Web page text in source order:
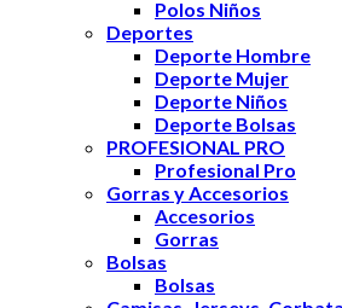
Polos Niños
Deportes
Deporte Hombre
Deporte Mujer
Deporte Niños
Deporte Bolsas
PROFESIONAL PRO
Profesional Pro
Gorras y Accesorios
Accesorios
Gorras
Bolsas
Bolsas